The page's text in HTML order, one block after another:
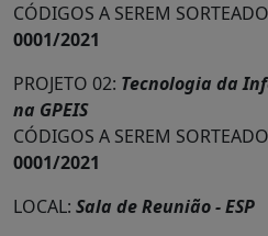
CÓDIGOS A SEREM
0001/2021
PROJETO 02: Tecnologia da
na GPEIS
CÓDIGOS A SEREM
0001/2021
LOCAL: Sala de Reunião - ESP